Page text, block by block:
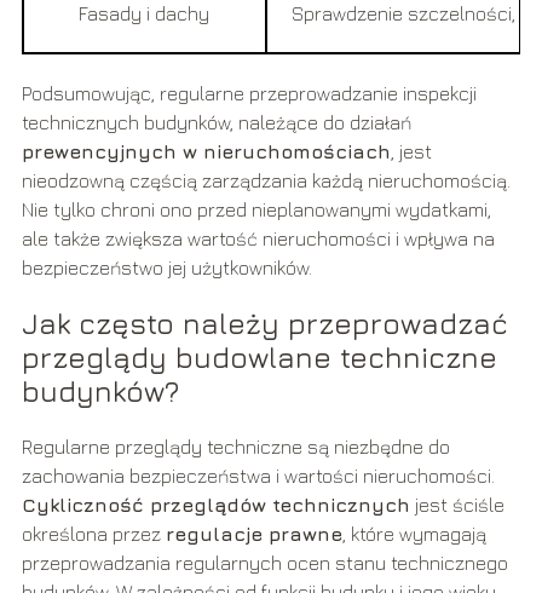
Fasady i dachy Sprawdzenie szczelności,
Podsumowując, regularne przeprowadzanie inspekcji
technicznych budynków, należące do działań
prewencyjnych w nieruchomościach , jest
nieodzowną częścią zarządzania każdą nieruchomością.
Nie tylko chroni ono przed nieplanowanymi wydatkami,
ale także zwiększa wartość nieruchomości i wpływa na
bezpieczeństwo jej użytkowników.
Jak często należy przeprowadzać
przeglądy budowlane techniczne
budynków?
Regularne przeglądy techniczne są niezbędne do
zachowania bezpieczeństwa i wartości nieruchomości.
Cykliczność przeglądów technicznych jest ściśle
określona przez regulacje prawne, które wymagają
przeprowadzania regularnych ocen stanu technicznego